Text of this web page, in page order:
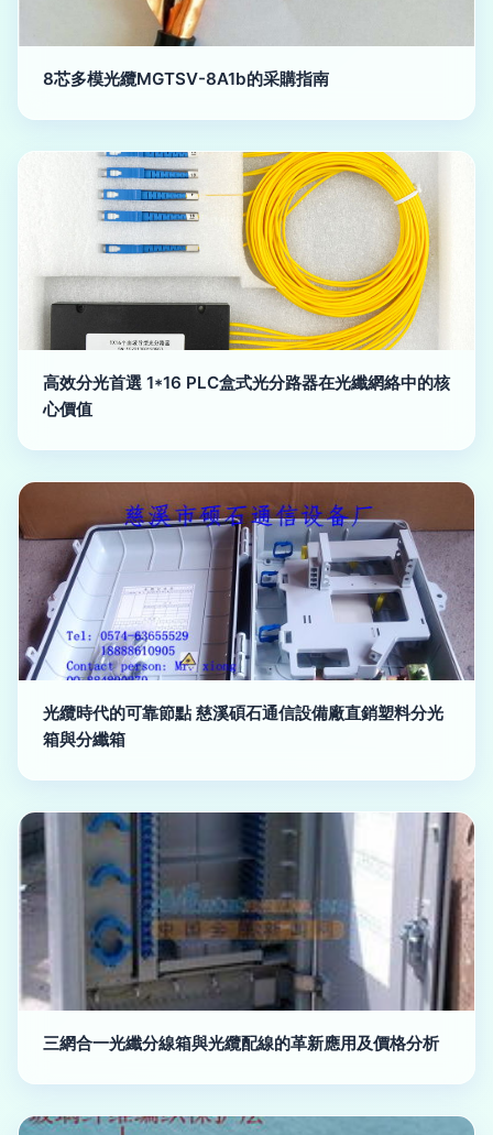
8芯多模光纜MGTSV-8A1b的采購指南
高效分光首選 1*16 PLC盒式光分路器在光纖網絡中的核
心價值
光纜時代的可靠節點 慈溪碩石通信設備廠直銷塑料分光
箱與分纖箱
三網合一光纖分線箱與光纜配線的革新應用及價格分析